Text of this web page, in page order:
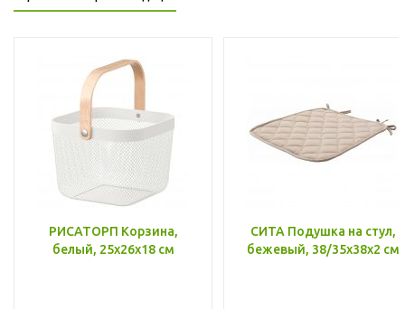
РИСАТОРП Корзина,
белый, 25x26x18 см
СИТА Подушка на стул,
бежевый, 38/35x38x2 см